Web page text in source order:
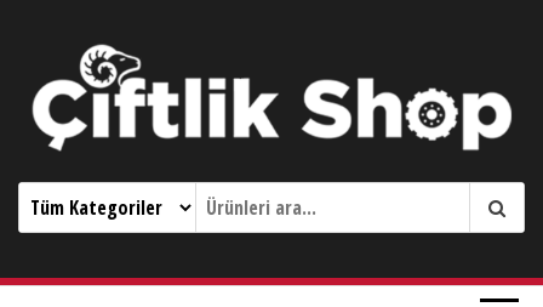
Çiftlik Shop 0533 644 3989